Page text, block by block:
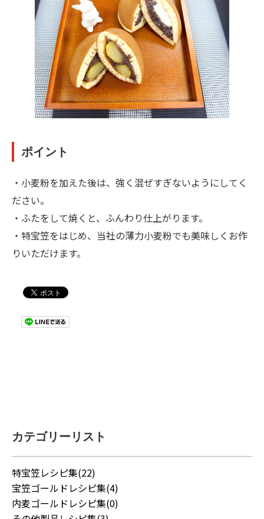
ポイント
・小麦粉を加えた後は、強く混ぜすぎないようにしてく
ださい。
・ふたをして焼くと、ふんわり仕上がります。
・特宝笠をはじめ、当社の薄力小麦粉でも美味しくお作
りいただけます。
カテゴリーリスト
特宝笠レシピ集(22)
宝笠ゴールドレシピ集(4)
内麦ゴールドレシピ集(0)